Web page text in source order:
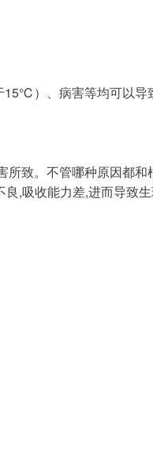
）、病害等均可以导致
,吸收能力差,进而导致